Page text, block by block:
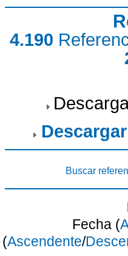
4.190
Buscar
Fecha (
(Ascendente/